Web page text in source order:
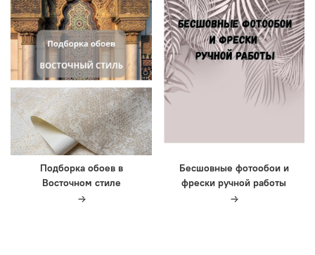
Подборка обоев в
Восточном стиле
Бесшовные фотообои и
фрески ручной работы